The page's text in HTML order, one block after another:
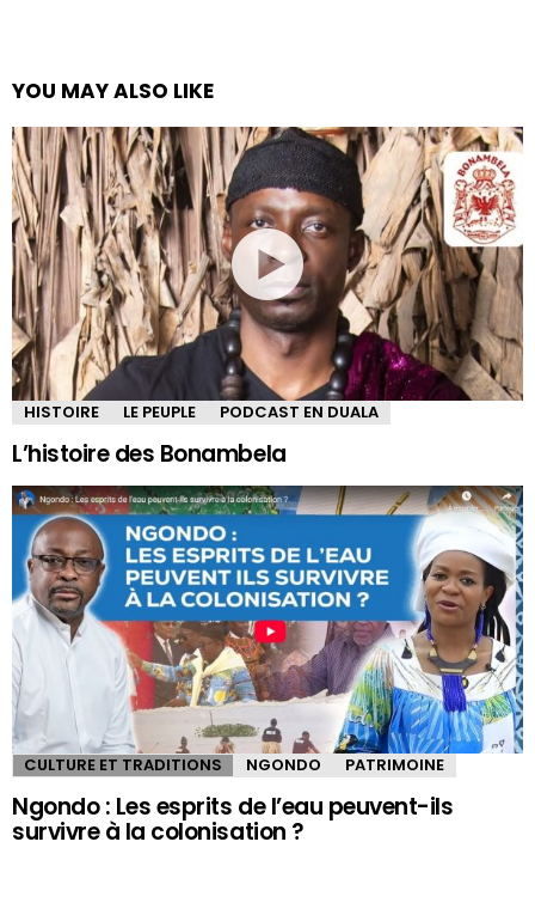
YOU MAY ALSO LIKE
HISTOIRE LE PEUPLE PODCAST EN DUALA
L’histoire des Bonambela
CULTURE ET TRADITIONS NGONDO PATRIMOINE
Ngondo : Les esprits de l’eau peuvent-ils
survivre à la colonisation ?